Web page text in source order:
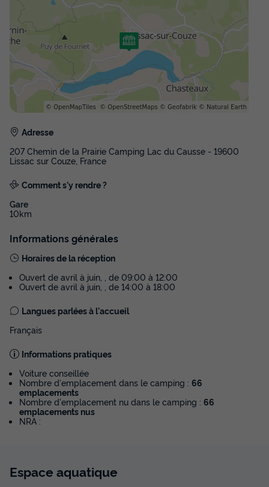
Voir les disponibilités
Confort PMR 29m² (2chambres) + LV + TV +
terrasse semi-couverte 6m² 4 personnes.
Surface
Adultes
Terrasse semi-couverte Animaux autorisés *
Lave-vaisselle
Congélateur
+ 6
MOBILHOME 4 personnes - Mobil-home Confort PMR
4 personnes.
du24/09/2026
Meilleur prix pour 7 nuits
Modifier les dates
Adresse
207 Chemin de la Prairie Camping Lac du Causse - 19600
Lissac sur Couze, France
Comment s'y rendre ?
Gare
10km
Informations générales
Horaires de la réception
Ouvert de avril à juin, , de 09:00 à 12:00
Ouvert de avril à juin, , de 14:00 à 18:00
Langues parlées à l'accueil
Français
Informations pratiques
Voiture conseillée
Nombre d'emplacement dans le camping : 66
emplacements
Nombre d'emplacement nu dans le camping : 66
emplacements nus
NRA :
Espace aquatique